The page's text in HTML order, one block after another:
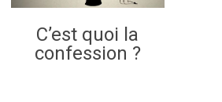
C’est quoi la
confession ?